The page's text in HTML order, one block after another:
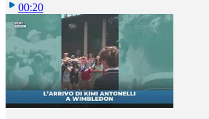
00:20